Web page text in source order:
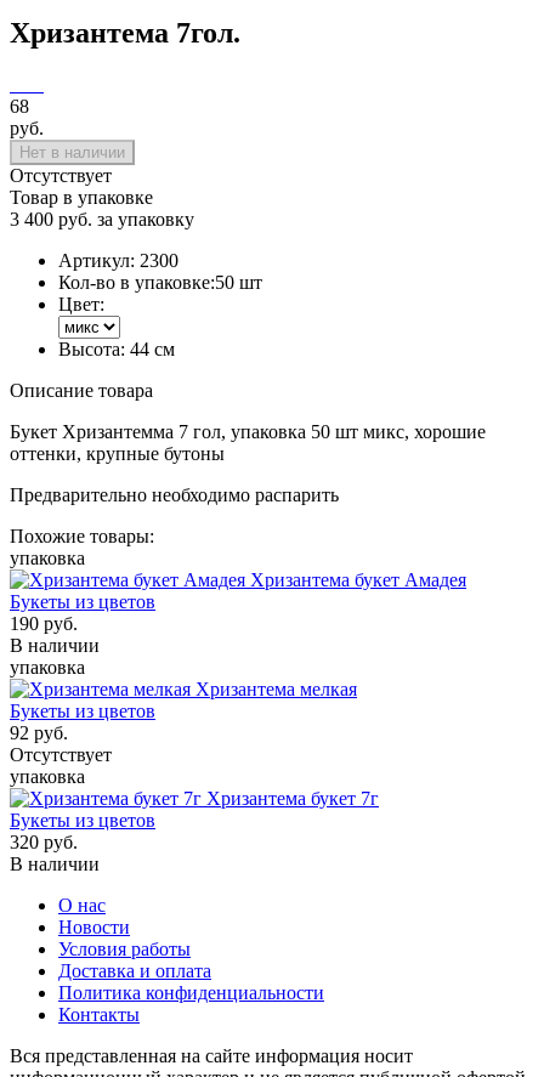
Хризантема 7гол.
68
руб.
Нет в наличии
Отсутствует
Товар в упаковке
3 400 руб. за упаковку
Артикул: 2300
Кол-во в упаковке:50 шт
Цвет:
Высота: 44 см
Описание товара
Букет Хризантемма 7 гол, упаковка 50 шт микс, хорошие
оттенки, крупные бутоны
Предварительно необходимо распарить
Похожие товары:
упаковка
Хризантема букет Амадея
Букеты из цветов
190 руб.
В наличии
упаковка
Хризантема мелкая
Букеты из цветов
92 руб.
Отсутствует
упаковка
Хризантема букет 7г
Букеты из цветов
320 руб.
В наличии
О нас
Новости
Условия работы
Доставка и оплата
Политика конфиденциальности
Контакты
Вся представленная на сайте информация носит